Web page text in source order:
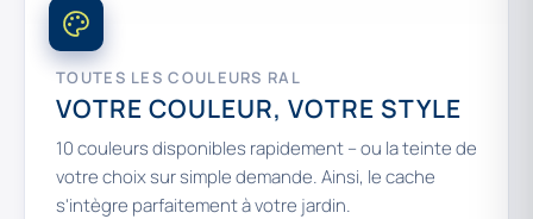
TOUTES LES COULEURS RAL
VOTRE COULEUR, VOTRE STYLE
10 couleurs disponibles rapidement – ou la teinte de
votre choix sur simple demande. Ainsi, le cache
s'intègre parfaitement à votre jardin.